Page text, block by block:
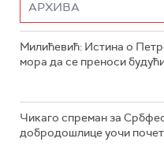
Милићевић: Истина о
мора да се преноси
Чикаго спреман за
добродошлице уочи